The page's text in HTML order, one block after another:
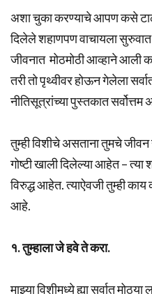
अशा चुका करण्याचे आपण कसे टाळू
दिलेले शहाणपण वाचायला
जीवनात मोठमोठी आव्हाने आली
तरी तो पृथ्वीवर होऊन गेलेला
नीतिसूत्रांच्या पुस्तकात
तुम्ही विशीचे असताना तुमचे
गोष्टी खाली दिलेल्या आहेत – त्या
विरुद्ध आहेत. त्याऐवजी तुम्ही काय
आहे.
१. तुम्हाला जे हवे ते करा.
माझ्या विशीमध्ये ह्या सर्वात